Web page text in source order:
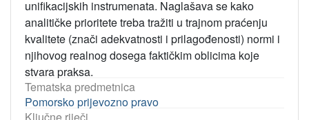
unifikacijskih instrumenata. Naglašava se kako
analitičke prioritete treba tražiti u trajnom praćenju
kvalitete (znači adekvatnosti i prilagođenosti) normi i
njihovog realnog dosega faktičkim oblicima koje
stvara praksa.
Tematska predmetnica
Pomorsko prijevozno pravo